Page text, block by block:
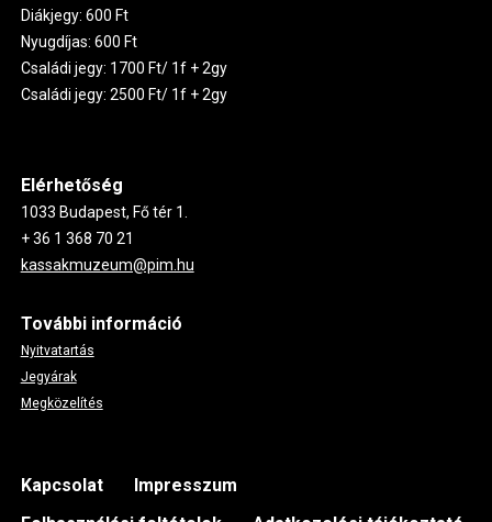
Diákjegy: 600 Ft
Nyugdíjas: 600 Ft
Családi jegy: 1700 Ft/ 1f + 2gy
Családi jegy: 2500 Ft/ 1f + 2gy
Elérhetőség
1033 Budapest, Fő tér 1.
+ 36 1 368 70 21
kassakmuzeum@pim.hu
További információ
Nyitvatartás
Jegyárak
Megközelítés
Footer
Kapcsolat
Impresszum